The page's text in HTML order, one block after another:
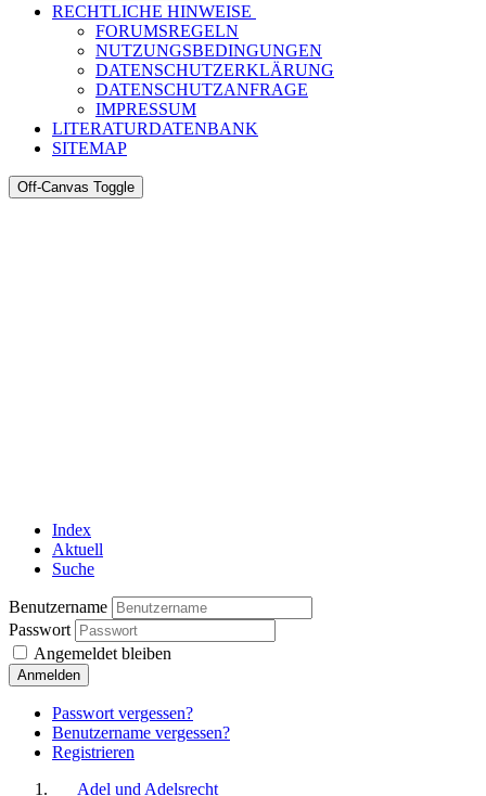
RECHTLICHE HINWEISE
FORUMSREGELN
NUTZUNGSBEDINGUNGEN
DATENSCHUTZERKLÄRUNG
DATENSCHUTZANFRAGE
IMPRESSUM
LITERATURDATENBANK
SITEMAP
Off-Canvas Toggle
Index
Aktuell
Suche
Benutzername
Passwort
Angemeldet bleiben
Anmelden
Passwort vergessen?
Benutzername vergessen?
Registrieren
Adel und Adelsrecht